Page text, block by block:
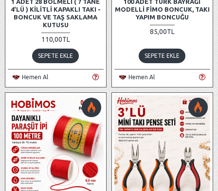
1 ADET 28 BÖLMELI ( 7 TANE
4'LÜ ) KILITLI KAPAKLI TAKI -
BONCUK VE TAŞ SAKLAMA
KUTUSU
110,00TL
SEPETE EKLE
Hemen Al
100 ADET TÜRK BAYRAĞI
MODELLI FIMO BONCUK, TAKI
YAPIM BONCUĞU
85,00TL
SEPETE EKLE
Hemen Al